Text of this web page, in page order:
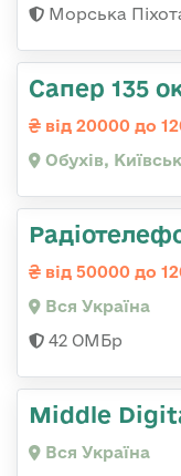
Морська
Сапер 135
від 20000 до
Обухів,
від 50000 до
Вся Україна
42 ОМБр
Middle
Вся Україна